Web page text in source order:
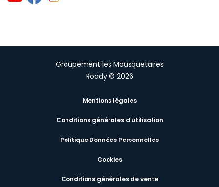
Groupement les Mousquetaires
Roady © 2026
Mentions légales
Conditions générales d'utilisation
Politique Données Personnelles
Cookies
Conditions générales de vente